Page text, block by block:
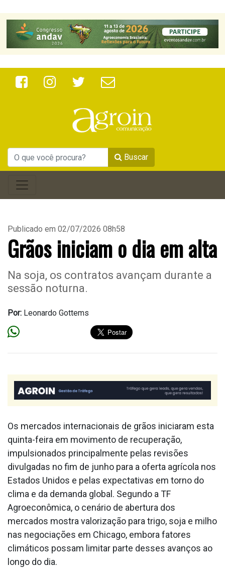
Buscar
Publicado em 02/07/2026 08h58
Grãos iniciam o dia em alta
Na soja, os contratos avançam durante a
sessão noturna.
Por: Leonardo Gottems
Os mercados internacionais de grãos iniciaram esta
quinta-feira em movimento de recuperação,
impulsionados principalmente pelas revisões
divulgadas no fim de junho para a oferta agrícola nos
Estados Unidos e pelas expectativas em torno do
clima e da demanda global. Segundo a TF
Agroeconômica, o cenário de abertura dos
mercados mostra valorização para trigo, soja e milho
nas negociações em Chicago, embora fatores
climáticos possam limitar parte desses avanços ao
longo do dia.